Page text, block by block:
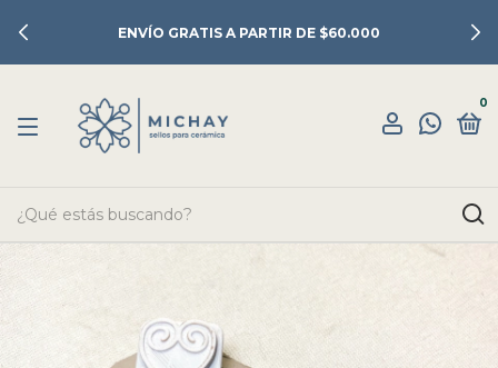
ENVÍO GRATIS A PARTIR DE $60.000
0